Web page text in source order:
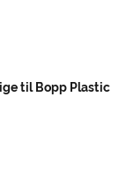
til Bopp Plastic